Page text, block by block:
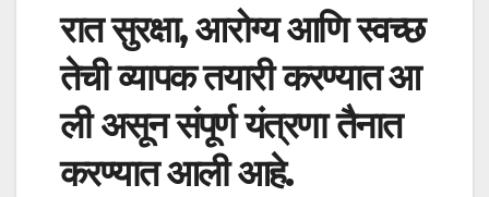
रातसुरक्षा,आरोग्यआणिस्वच्छ
तेचीव्यापकतयारीकरण्यातआ
ली असूनसंपूर्णयंत्रणातैनात
करण्यात आली आहे.